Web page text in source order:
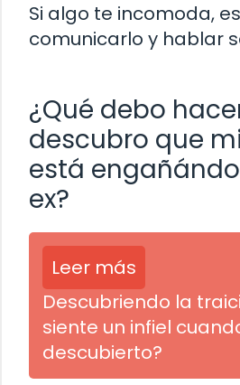
Si algo te incomoda,
comunicarlo y hablar
¿Qué debo
descubro que
está
ex?
Leer más
Descubriendo la
siente un infiel
descubierto?